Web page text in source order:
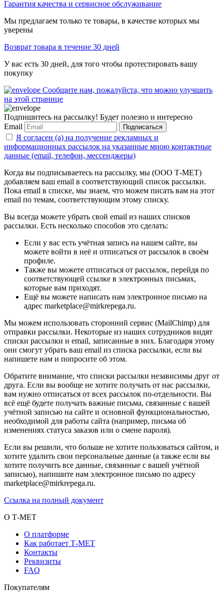
Гарантия качества и сервисное обслуживание
Мы предлагаем только те товары, в качестве которых мы
уверены
Возврат товара в течение 30 дней
У вас есть 30 дней, для того чтобы протестировать вашу
покупку
Сообщите нам, пожалуйста, что можно улучшить
на этой странице
Подпишитесь на рассылку! Будет полезно и интересно
Email
Подписаться
Я согласен (а) на получение рекламных и
информационных рассылок на указанные мною контактные
данные (email, телефон, мессенджеры)
Когда вы подписываетесь на рассылку, мы (ООО Т-МЕТ)
добавляем ваш email в соответствующий список рассылки.
Пока email в списке, мы знаем, что можем писать вам на этот
email по темам, соответствующим этому списку.
Вы всегда можете убрать свой email из наших списков
рассылки. Есть несколько способов это сделать:
Если у вас есть учётная запись на нашем сайте, вы
можете войти в неё и отписаться от рассылок в своём
профиле.
Также вы можете отписаться от рассылок, перейдя по
соответствующей ссылке в электронных письмах,
которые вам приходят.
Ещё вы можете написать нам электронное письмо на
адрес marketplace@mirkrepega.ru.
Мы можем использовать сторонний сервис (MailChimp) для
отправки рассылки. Некоторые из наших сотрудников видят
списки рассылки и email, записанные в них. Благодаря этому
они смогут убрать ваш email из списка рассылки, если вы
напишете нам и попросите об этом.
Обратите внимание, что списки рассылки независимы друг от
друга. Если вы вообще не хотите получать от нас рассылки,
вам нужно отписаться от всех рассылок по-отдельности. Вы
всё ещё будете получать важные письма, связанные с вашей
учётной записью на сайте и основной функциональностью,
необходимой для работы сайта (например, письма об
изменениях статуса заказов или о смене пароля).
Если вы решили, что больше не хотите пользоваться сайтом, и
хотите удалить свои персональные данные (а также если вы
хотите получить все данные, связанные с вашей учётной
записью), напишите нам электронное письмо по адресу
marketplace@mirkrepega.ru.
Ссылка на полный документ
О Т-МЕТ
О платформе
Как работает Т-МЕТ
Контакты
Реквизиты
FAQ
Покупателям